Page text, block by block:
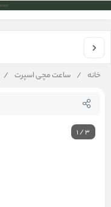
خانه / ساعت مچی اسپرت /
1/3